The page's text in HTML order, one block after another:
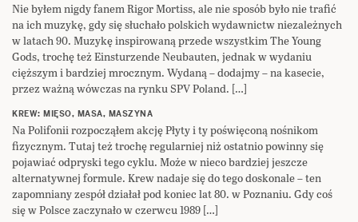
Nie byłem nigdy fanem Rigor Mortiss, ale nie sposób było nie trafić
na ich muzykę, gdy się słuchało polskich wydawnictw niezależnych
w latach 90. Muzykę inspirowaną przede wszystkim The Young
Gods, trochę też Einsturzende Neubauten, jednak w wydaniu
cięższym i bardziej mrocznym. Wydaną – dodajmy – na kasecie,
przez ważną wówczas na rynku SPV Poland. […]
KREW: MIĘSO, MASA, MASZYNA
Na Polifonii rozpocząłem akcję Płyty i ty poświęconą nośnikom
fizycznym. Tutaj też trochę regularniej niż ostatnio powinny się
pojawiać odpryski tego cyklu. Może w nieco bardziej jeszcze
alternatywnej formule. Krew nadaje się do tego doskonale – ten
zapomniany zespół działał pod koniec lat 80. w Poznaniu. Gdy coś
się w Polsce zaczynało w czerwcu 1989 […]